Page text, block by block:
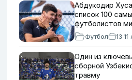
Абдукодир
список 100
футболистов
Футбол
Один из
сборной
травму